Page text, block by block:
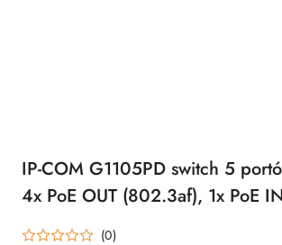
IP-COM G1105PD switch 5
4x PoE OUT (802.3af), 1x PoE IN
(802.3af/at) xpoe
(0)